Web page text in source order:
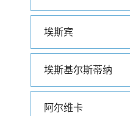
埃斯宾
埃斯基尔斯蒂纳
阿尔维卡